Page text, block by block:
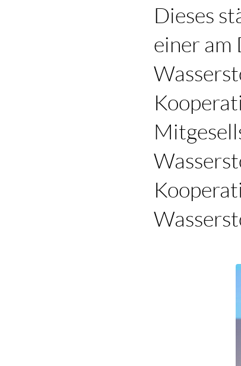
Dieses
einer am